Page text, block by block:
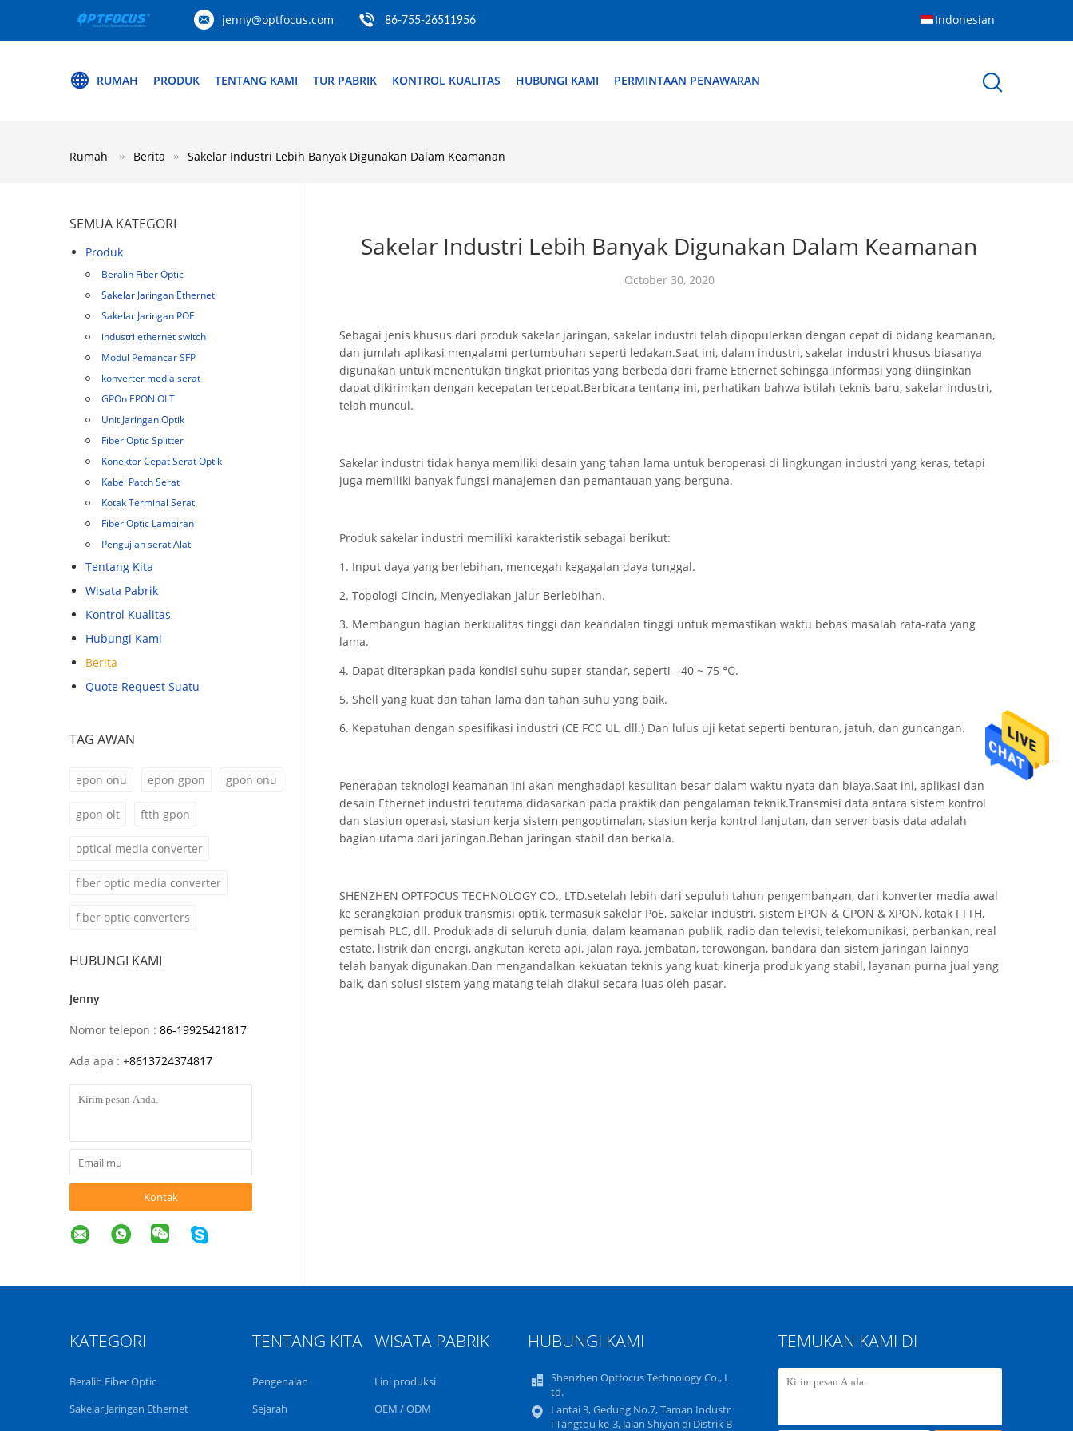
jenny@optfocus.com 86-755-26511956 Indonesian
RUMAH PRODUK TENTANG KAMI TUR PABRIK KONTROL KUALITAS HUBUNGI KAMI PERMINTAAN PENAWARAN
Rumah Berita Sakelar Industri Lebih Banyak Digunakan Dalam Keamanan
SEMUA KATEGORI
Produk
Beralih Fiber Optic
Sakelar Jaringan Ethernet
Sakelar Jaringan POE
industri ethernet switch
Modul Pemancar SFP
konverter media serat
GPOn EPON OLT
Unit Jaringan Optik
Fiber Optic Splitter
Konektor Cepat Serat Optik
Kabel Patch Serat
Kotak Terminal Serat
Fiber Optic Lampiran
Pengujian serat Alat
Tentang Kita
Wisata Pabrik
Kontrol Kualitas
Hubungi Kami
Berita
Quote Request Suatu
TAG AWAN
epon onu epon gpon gpon onu
gpon olt ftth gpon
optical media converter
fiber optic media converter
fiber optic converters
HUBUNGI KAMI
Jenny
Nomor telepon : 86-19925421817
Ada apa : +8613724374817
Kontak
Sakelar Industri Lebih Banyak Digunakan Dalam Keamanan
October 30, 2020
Sebagai jenis khusus dari produk sakelar jaringan, sakelar industri telah dipopulerkan dengan cepat di bidang keamanan,
dan jumlah aplikasi mengalami pertumbuhan seperti ledakan.Saat ini, dalam industri, sakelar industri khusus biasanya
digunakan untuk menentukan tingkat prioritas yang berbeda dari frame Ethernet sehingga informasi yang diinginkan
dapat dikirimkan dengan kecepatan tercepat.Berbicara tentang ini, perhatikan bahwa istilah teknis baru, sakelar industri,
telah muncul.
Sakelar industri tidak hanya memiliki desain yang tahan lama untuk beroperasi di lingkungan industri yang keras, tetapi
juga memiliki banyak fungsi manajemen dan pemantauan yang berguna.
Produk sakelar industri memiliki karakteristik sebagai berikut:
1. Input daya yang berlebihan, mencegah kegagalan daya tunggal.
2. Topologi Cincin, Menyediakan Jalur Berlebihan.
3. Membangun bagian berkualitas tinggi dan keandalan tinggi untuk memastikan waktu bebas masalah rata-rata yang
lama.
4. Dapat diterapkan pada kondisi suhu super-standar, seperti - 40 ~ 75 ℃.
5. Shell yang kuat dan tahan lama dan tahan suhu yang baik.
6. Kepatuhan dengan spesifikasi industri (CE FCC UL, dll.) Dan lulus uji ketat seperti benturan, jatuh, dan guncangan.
Penerapan teknologi keamanan ini akan menghadapi kesulitan besar dalam waktu nyata dan biaya.Saat ini, aplikasi dan
desain Ethernet industri terutama didasarkan pada praktik dan pengalaman teknik.Transmisi data antara sistem kontrol
dan stasiun operasi, stasiun kerja sistem pengoptimalan, stasiun kerja kontrol lanjutan, dan server basis data adalah
bagian utama dari jaringan.Beban jaringan stabil dan berkala.
SHENZHEN OPTFOCUS TECHNOLOGY CO., LTD.setelah lebih dari sepuluh tahun pengembangan, dari konverter media awal
ke serangkaian produk transmisi optik, termasuk sakelar PoE, sakelar industri, sistem EPON & GPON & XPON, kotak FTTH,
pemisah PLC, dll. Produk ada di seluruh dunia, dalam keamanan publik, radio dan televisi, telekomunikasi, perbankan, real
estate, listrik dan energi, angkutan kereta api, jalan raya, jembatan, terowongan, bandara dan sistem jaringan lainnya
telah banyak digunakan.Dan mengandalkan kekuatan teknis yang kuat, kinerja produk yang stabil, layanan purna jual yang
baik, dan solusi sistem yang matang telah diakui secara luas oleh pasar.
KATEGORI
Beralih Fiber Optic
Sakelar Jaringan Ethernet
TENTANG KITA
Pengenalan
Sejarah
WISATA PABRIK
Lini produksi
OEM / ODM
HUBUNGI KAMI
Shenzhen Optfocus Technology Co., L
td.
Lantai 3, Gedung No.7, Taman Industr
i Tangtou ke-3, Jalan Shiyan di Distrik B
TEMUKAN KAMI DI